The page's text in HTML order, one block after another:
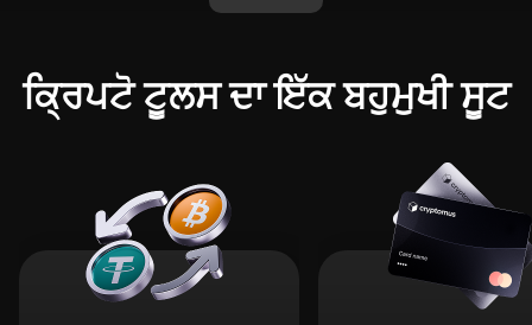
ਕ੍ਰਿਪਟੋ ਟੂਲਸ ਦਾ ਇੱਕ ਬਹੁਮੁਖੀ ਸੂਟ